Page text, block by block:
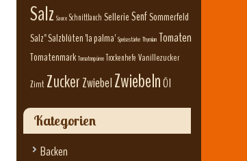
Salz Sauce Schnittlauch SellerieSenfSommerfeld
Salz" Salzblüten 'la palma' Speisestärke Thymian Tomaten
Tomatenmark Tomatenpüree Trockenhefe Vanillezucker
Zimt ZuckerZwiebelZwiebelnÖl
Kategorien
Backen